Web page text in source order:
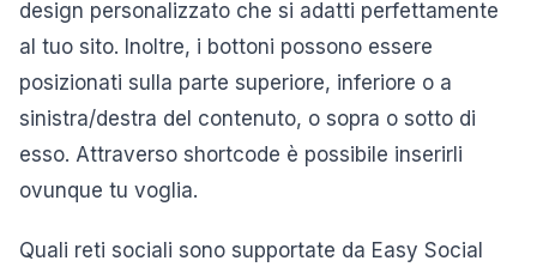
design personalizzato che si adatti perfettamente
al tuo sito. Inoltre, i bottoni possono essere
posizionati sulla parte superiore, inferiore o a
sinistra/destra del contenuto, o sopra o sotto di
esso. Attraverso shortcode è possibile inserirli
ovunque tu voglia.
Quali reti sociali sono supportate da Easy Social